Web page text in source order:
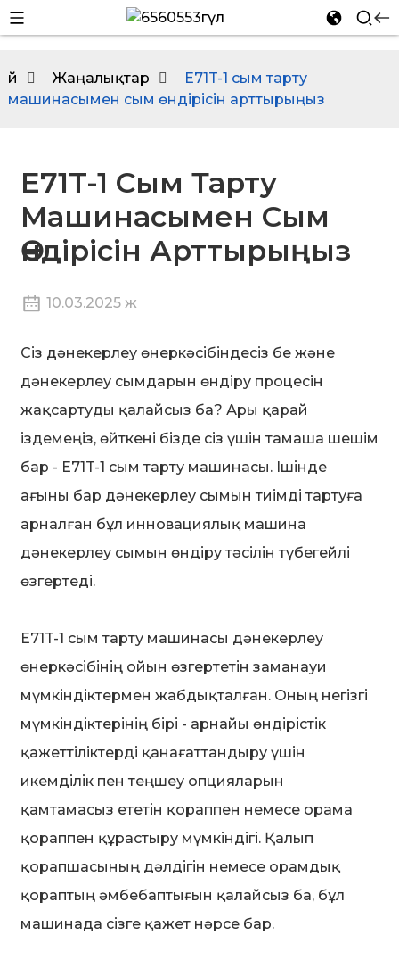
Үй Жаңалықтар
E71T-1 сым тарту
машинасымен сым өндірісін арттырыңыз
E71T-1 Сым Тарту
Машинасымен Сым
Өндірісін Арттырыңыз
10.03.2025 ж
Сіз дәнекерлеу өнеркәсібіндесіз бе және
дәнекерлеу сымдарын өндіру процесін
жақсартуды қалайсыз ба? Ары қарай
іздемеңіз, өйткені бізде сіз үшін тамаша шешім
бар - E71T-1 сым тарту машинасы. Ішінде
ағыны бар дәнекерлеу сымын тиімді тартуға
арналған бұл инновациялық машина
дәнекерлеу сымын өндіру тәсілін түбегейлі
өзгертеді.
E71T-1 сым тарту машинасы дәнекерлеу
өнеркәсібінің ойын өзгертетін заманауи
мүмкіндіктермен жабдықталған. Оның негізгі
мүмкіндіктерінің бірі - арнайы өндірістік
қажеттіліктерді қанағаттандыру үшін
икемділік пен теңшеу опцияларын
қамтамасыз ететін қораппен немесе орама
қораппен құрастыру мүмкіндігі. Қалып
қорапшасының дәлдігін немесе орамдық
қораптың әмбебаптығын қалайсыз ба, бұл
машинада сізге қажет нәрсе бар.